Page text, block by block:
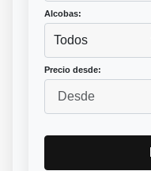
Alcobas:
Todos
Precio desde: